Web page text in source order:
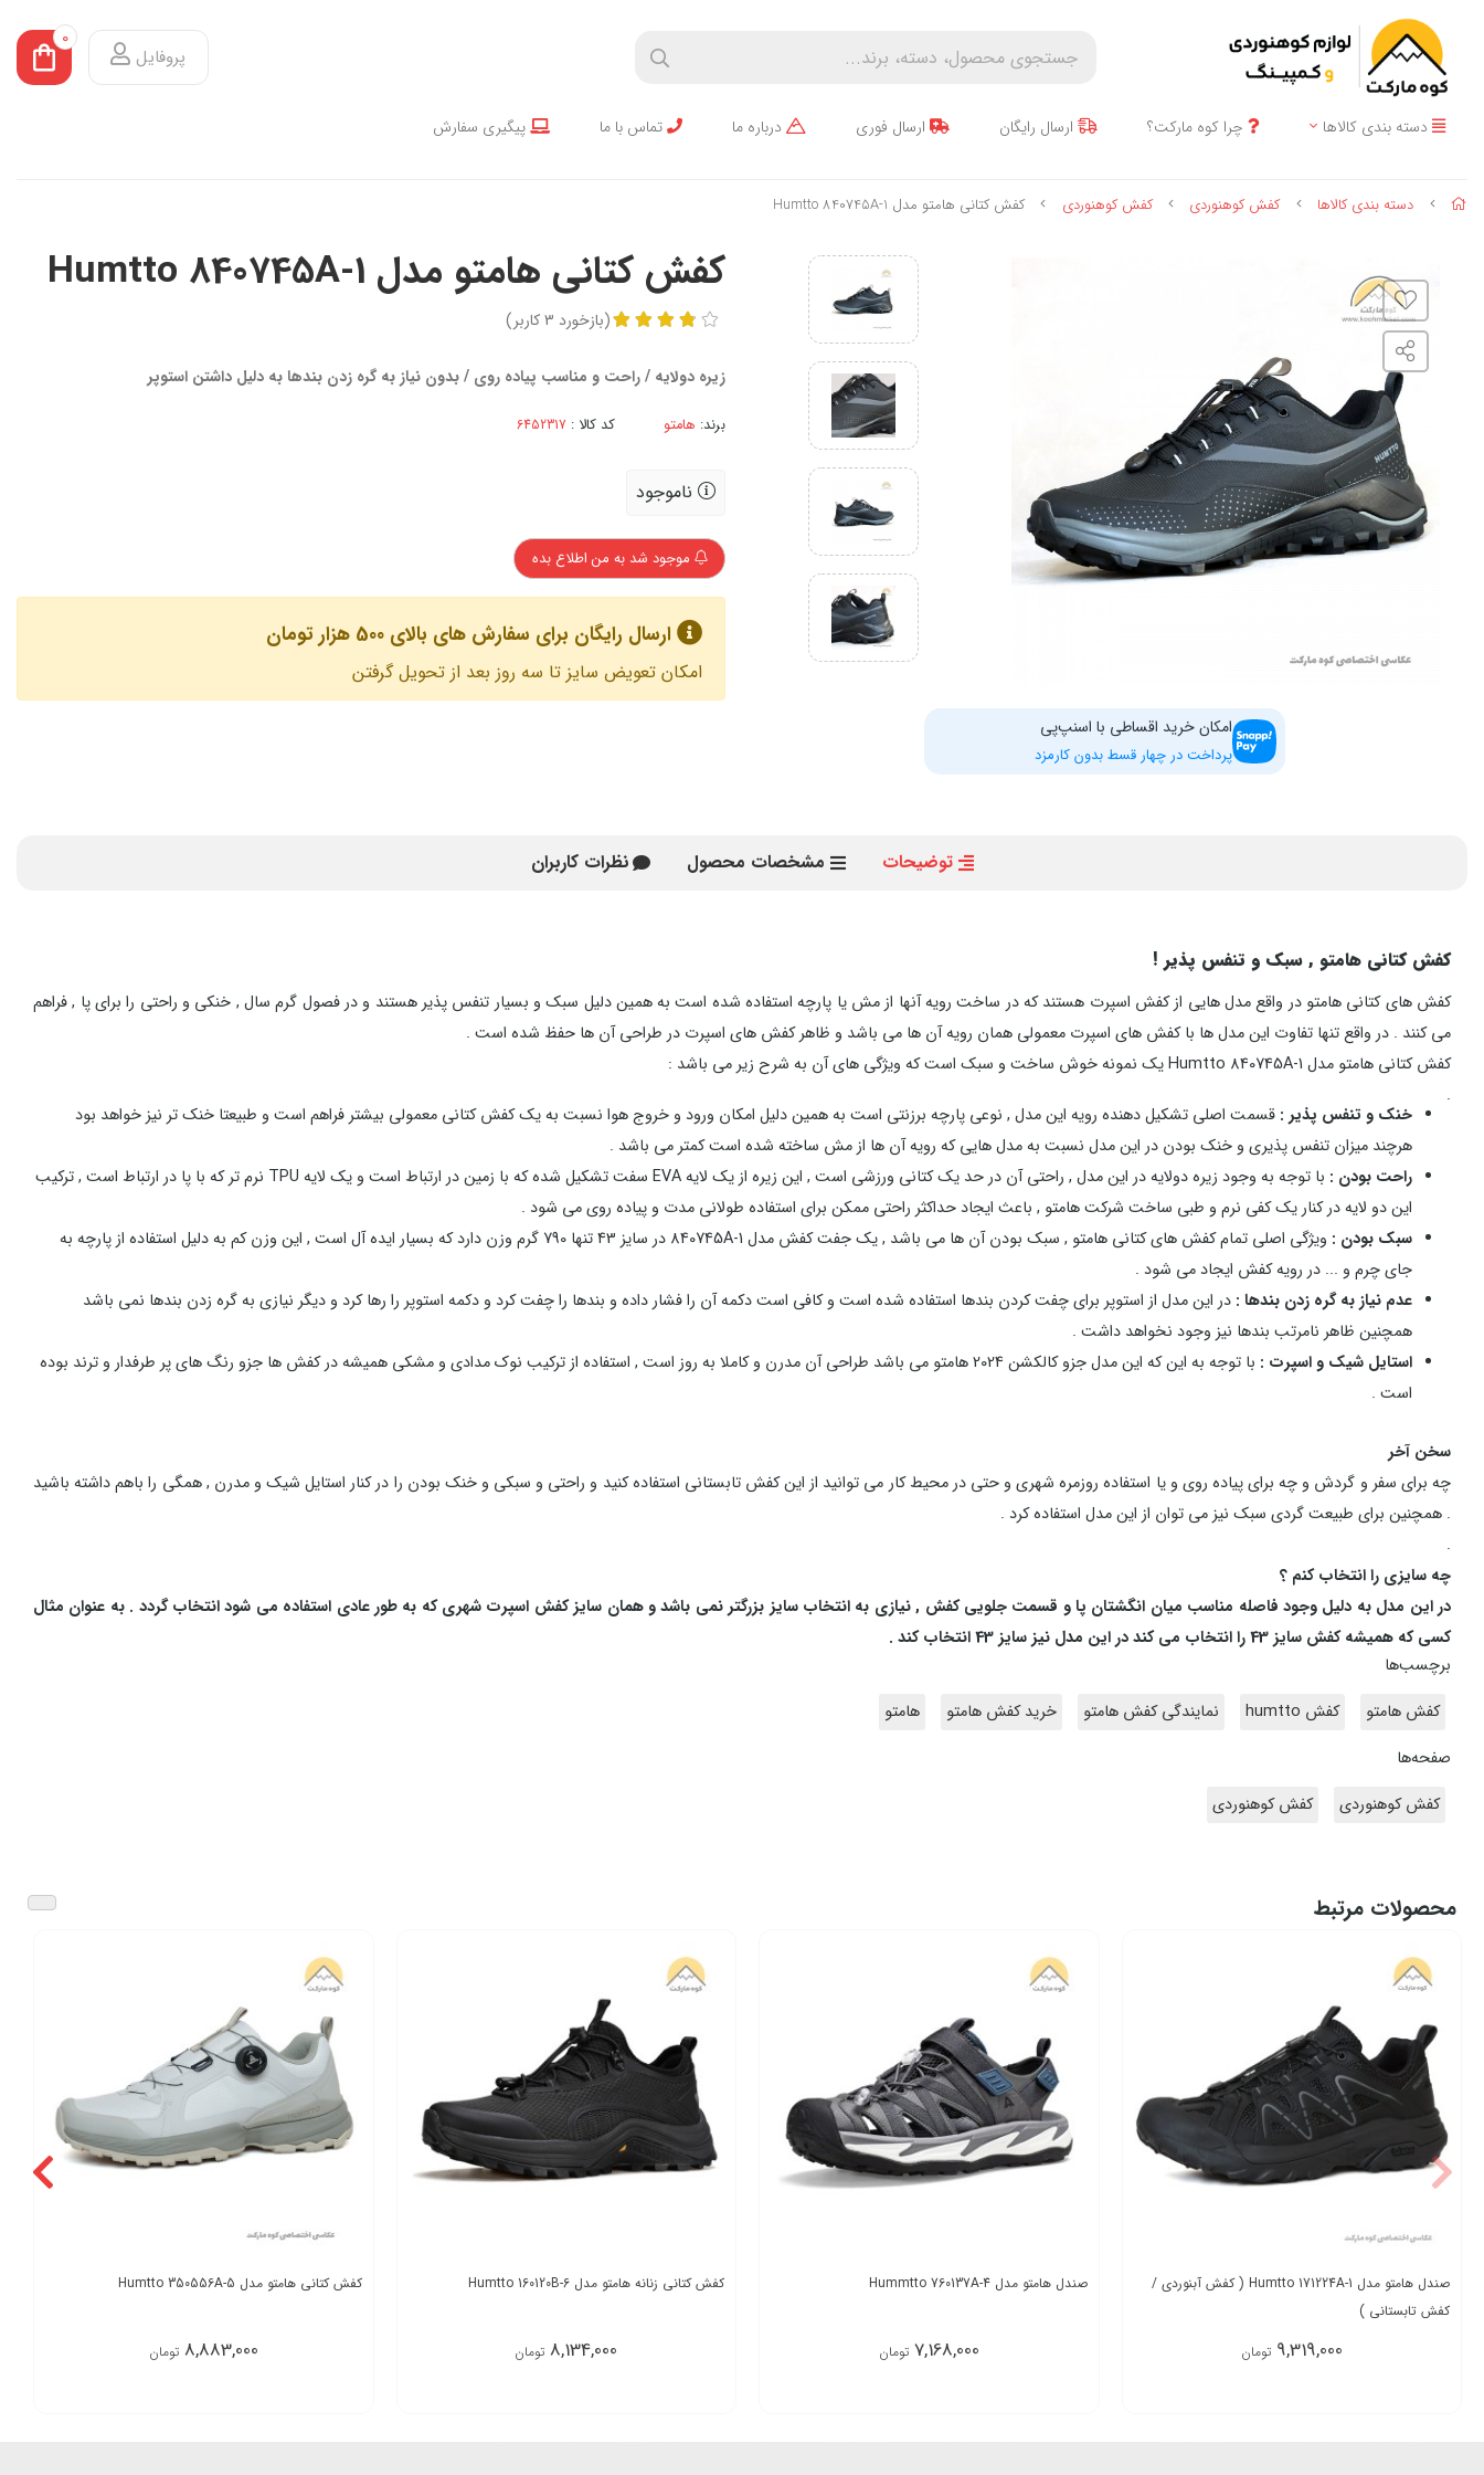
پروفایل
0
دسته بندی کالاها چرا کوه مارکت؟ ارسال رایگان ارسال فوری درباره ما تماس با ما پیگیری سفارش
دسته بندی کالاها کفش کوهنوردی کفش کوهنوردی کفش کتانی هامتو مدل Humtto 840745A-1
امکان خرید اقساطی با اسنپ‌پی
پرداخت در چهار قسط بدون کارمزد
کفش کتانی هامتو مدل Humtto 840745A-1
(بازخورد کاربر)
زیره دولایه / راحت و مناسب پیاده روی / بدون نیاز به گره زدن بندها به دلیل داشتن استوپر
برند: هامتو کد کالا :
ناموجود
موجود شد به من اطلاع بده
ارسال رایگان برای سفارش های بالای 500 هزار تومان
امکان تعویض سایز تا سه روز بعد از تحویل گرفتن
توضیحات مشخصات محصول نظرات کاربران
کفش کتانی هامتو , سبک و تنفس پذیر !
کفش های کتانی هامتو در واقع مدل هایی از کفش اسپرت هستند که در ساخت رویه آنها از مش یا پارچه استفاده شده است به همین دلیل سبک و بسیار تنفس پذیر هستند و در فصول گرم سال , خنکی و راحتی را برای پا , فراهم
می کنند . در واقع تنها تفاوت این مدل ها با کفش های اسپرت معمولی همان رویه آن ها می باشد و ظاهر کفش های اسپرت در طراحی آن ها حفظ شده است .
کفش کتانی هامتو مدل Humtto 840745A-1 یک نمونه خوش ساخت و سبک است که ویژگی های آن به شرح زیر می باشد :
.
خنک و تنفس پذیر : قسمت اصلی تشکیل دهنده رویه این مدل , نوعی پارچه برزنتی است به همین دلیل امکان ورود و خروج هوا نسبت به یک کفش کتانی معمولی بیشتر فراهم است و طبیعتا خنک تر نیز خواهد بود
هرچند میزان تنفس پذیری و خنک بودن در این مدل نسبت به مدل هایی که رویه آن ها از مش ساخته شده است کمتر می باشد .
راحت بودن :
با توجه به وجود زیره دولایه در این مدل , راحتی آن در حد یک کتانی ورزشی است , این زیره از یک لایه EVA سفت تشکیل شده که با زمین در ارتباط است و یک لایه TPU نرم تر که با پا در ارتباط است , ترکیب
این دو لایه در کنار یک کفی نرم و طبی ساخت شرکت هامتو , باعث ایجاد حداکثر راحتی ممکن برای استفاده طولانی مدت و پیاده روی می شود .
سبک بودن :
ویژگی اصلی تمام کفش های کتانی هامتو , سبک بودن آن ها می باشد , یک جفت کفش مدل 840745A-1 در سایز 43 تنها 790 گرم وزن دارد که بسیار ایده آل است , این وزن کم به دلیل استفاده از پارچه به
جای چرم و ... در رویه کفش ایجاد می شود .
عدم نیاز به گره زدن بندها : در این مدل از استوپر برای چفت کردن بندها استفاده شده است و کافی است دکمه آن را فشار داده و بندها را چفت کرد و دکمه استوپر را رها کرد و دیگر نیازی به گره زدن بندها نمی باشد
همچنین ظاهر نامرتب بندها نیز وجود نخواهد داشت .
استایل شیک و اسپرت :
با توجه به این که این مدل جزو کالکشن 2024 هامتو می باشد طراحی آن مدرن و کاملا به روز است , استفاده از ترکیب نوک مدادی و مشکی همیشه در کفش ها جزو رنگ های پر طرفدار و ترند بوده
است .
سخن آخر
چه برای سفر و گردش و چه برای پیاده روی و یا استفاده روزمره شهری و حتی در محیط کار می توانید از این کفش تابستانی استفاده کنید و راحتی و سبکی و خنک بودن را در کنار استایل شیک و مدرن , همگی را باهم داشته باشید
. همچنین برای طبیعت گردی سبک نیز می توان از این مدل استفاده کرد .
.
چه سایزی را انتخاب کنم ؟
در این مدل به دلیل وجود فاصله مناسب میان انگشتان پا و قسمت جلویی کفش , نیازی به انتخاب سایز بزرگتر نمی باشد و همان سایز کفش اسپرت شهری که به طور عادی استفاده می شود انتخاب گردد . به عنوان مثال
کسی که همیشه کفش سایز 43 را انتخاب می کند در این مدل نیز سایز 43 انتخاب کند .
برچسب‌ها
کفش هامتو
کفش humtto نمایندگی کفش هامتو خرید کفش هامتو
هامتو
صفحه‌ها
کفش کوهنوردی
کفش کوهنوردی
محصولات مرتبط
صندل هامتو مدل Humtto 171224A-1 ( کفش آبنوردی /
کفش تابستانی )
9,319,000 تومان
صندل هامتو مدل Hummtto 760137A-4
7,168,000 تومان
کفش کتانی زنانه هامتو مدل Humtto 160120B-6
8,134,000 تومان
کفش کتانی هامتو مدل Humtto 350556A-5
8,883,000 تومان